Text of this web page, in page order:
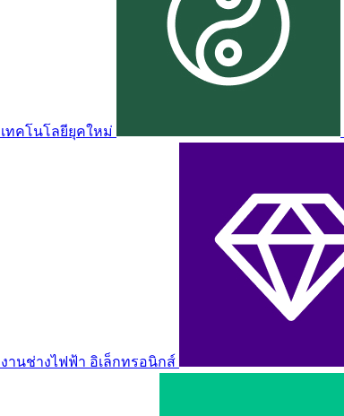
เทคโนโลยียุคใหม่
งานช่างไฟฟ้า อิเล็กทรอนิกส์